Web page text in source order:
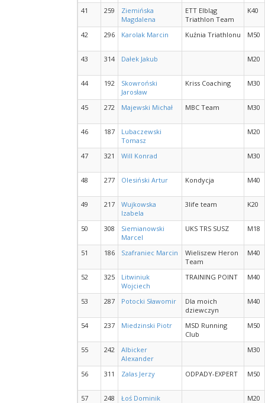
41 259
Ziemińska
Magdalena
ETT Elbląg
Triathlon Team
K40
42 296 Karolak Marcin Kuźnia Triathlonu M50
43 314 Dałek Jakub M20
44 192
Skowroński
Jarosław
Kriss Coaching M30
45 272 Majewski Michał MBC Team M30
46 187
Lubaczewski
Tomasz
M20
47 321 Will Konrad M30
48 277 Olesiński Artur Kondycja M40
49 217
Wujkowska
Izabela
3life team K20
50 308
Siemianowski
Marcel
UKS TRS SUSZ M18
51 186 Szafraniec Marcin
Wieliszew Heron
Team
M40
52 325
Litwiniuk
Wojciech
TRAINING POINT M40
53 287 Potocki Sławomir
Dla moich
dziewczyn
M40
54 237 Miedzinski Piotr
MSD Running
Club
M50
55 242
Albicker
Alexander
M30
56 311 Zalas Jerzy ODPADY-EXPERT M50
57 248 Łoś Dominik M20